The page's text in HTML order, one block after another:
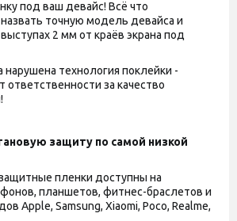
под ваш девайс! Всё что
точную модель девайса и
2 мм от краёв экрана под
нарушена технология поклейки -
ответственности за качество
защиту по самой низкой
пленки доступны на
планшетов, фитнес-браслетов и
Apple, Samsung, Xiaomi, Poco, Realme,